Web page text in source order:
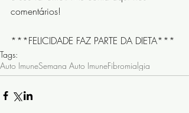
comentários!
***FELICIDADE FAZ PARTE DA DIETA***
Tags:
Auto ImuneSemana Auto ImuneFibromialgia